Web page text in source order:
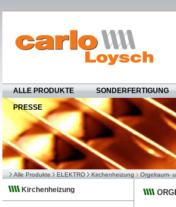
ALLE PRODUKTE SONDERFERTIGUNG
PRESSE
Alle Produkte ELEKTRO Kirchenheizung Orgelraum-
Kirchenheizung